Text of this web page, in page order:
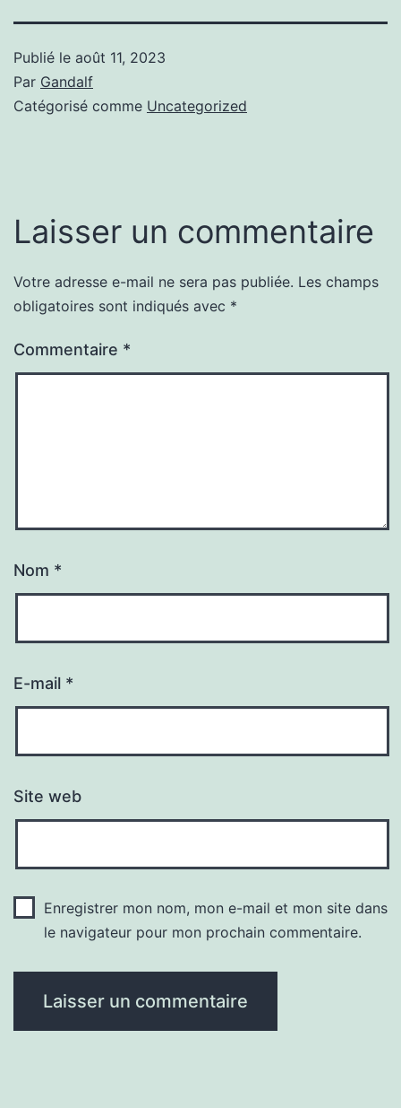
Publié le août 11, 2023
Par Gandalf
Catégorisé comme Uncategorized
Laisser un commentaire
Votre adresse e-mail ne sera pas publiée. Les champs
obligatoires sont indiqués avec *
Commentaire *
Nom *
E-mail *
Site web
Enregistrer mon nom, mon e-mail et mon site dans
le navigateur pour mon prochain commentaire.